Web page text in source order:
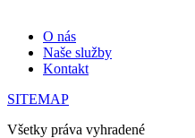
O nás
Naše služby
Kontakt
SITEMAP
Všetky práva vyhradené